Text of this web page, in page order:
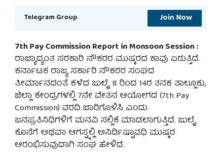
Telegram Group Join Now
7th Pay Commission Report in Monsoon Session :
ರಾಜ್ಯಾದ್ಯಂತ ಸರಕಾರಿ ನೌಕರರ ಮುಷ್ಕರದ ಕಾವು ಏರುತ್ತಿದೆ.
ಕರ್ನಾಟಕ ರಾಜ್ಯ ಸರ್ಕಾರಿ ನೌಕರರ ಸಂಘದ
ತೀರ್ಮಾನದಂತೆ ಕಳೆದ ಜುಲೈ 8 ರಿಂದ 14ರ ತನಕ ತಾಲ್ಲೂಕು,
ಜಿಲ್ಲಾ ಕೇಂದ್ರಗಳಲ್ಲಿ 7ನೇ ವೇತನ ಆಯೋಗದ (7th Pay
Commission) ವರದಿ ಜಾರಿಗೊಳಿಸಿ ಎಂದು
ಜನಪ್ರತಿನಿಧಿಗಳಿಗೆ ಮನವಿ ಸಲ್ಲಿಕೆ ಮಾಡಲಾಗುತ್ತಿದೆ. ಜುಲೈ
ಕೊನೆಗೆ ಅಥವಾ ಆಗಸ್ಟ್ನಲ್ಲಿ ಅನಿರ್ದಿಷ್ಟಾವಧಿ ಮುಷ್ಕರ
ಆರಂಭಿಸುವುದಾಗಿ ಸಂಘ ಹೇಳಿದೆ.